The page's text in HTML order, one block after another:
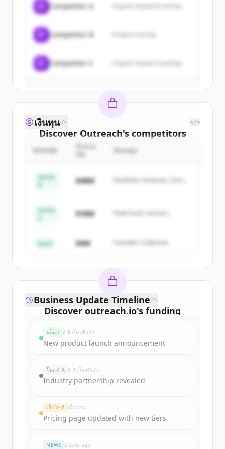
New accounts include trial credits to
มีบัญชีอยู่แล้วใช่ไหม
Competitor A Organic keyword overlap
Competitor B
Competitor C Organic keyword overlap
Discover Outreach's competitors
Sign up for free to view all
New accounts include trial credits to
get started.
Create Free Account
เงินทุน </>
นักลงทุน
Series
$48M
Northstar Ventures, Summit
Series
$18M
Peak Fund, Horizon
Seed $4M Founders Collective
Discover outreach.io's funding
Sign up for free to view allfunding
New accounts include trial credits to
get started.
Create Free Account
Business Update Timeline
บล็อก 2 ชั่วโมงที่แล้ว
New product launch announcement
โพสต์ X 5 ชั่วโมงที่แล้ว
Industry partnership revealed
เว็บไซต์ เมื่อวาน
Pricing page updated with new tiers
NEWS 2 days ago